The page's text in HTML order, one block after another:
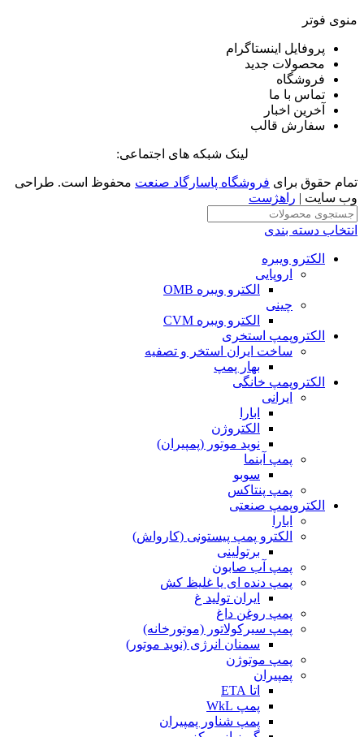
منوی فوتر
پروفایل اینستاگرام
محصولات جدید
فروشگاه
تماس با ما
آخرین اخبار
سفارش قالب
لینک شبکه های اجتماعی:
تمام حقوق برای فروشگاه پاسارگاد صنعت محفوظ است. طراحی
وب سایت | راهژست
انتخاب دسته بندی
الکترو ویبره
اروپایی
الکترو ویبره OMB
چینی
الکترو ویبره CVM
الکتروپمپ استخری
ساخت ایران استخر و تصفیه
بهار پمپ
الکتروپمپ خانگی
ایرانی
ابارا
الکتروژن
نوید موتور (پمپیران)
پمپ آبنما
سوبو
پمپ پنتاکس
الکتروپمپ صنعتی
ابارا
الکترو پمپ پیستونی (کارواش)
برتولینی
پمپ آب صابون
پمپ دنده ای یا غلیظ کش
ایران تولید غ
پمپ روغن داغ
پمپ سیرکولاتور (موتورخانه)
سمنان انرژی (نوید موتور)
پمپ موتوژن
پمپیران
اتا ETA
پمپ WkL
پمپ شناور پمپیران